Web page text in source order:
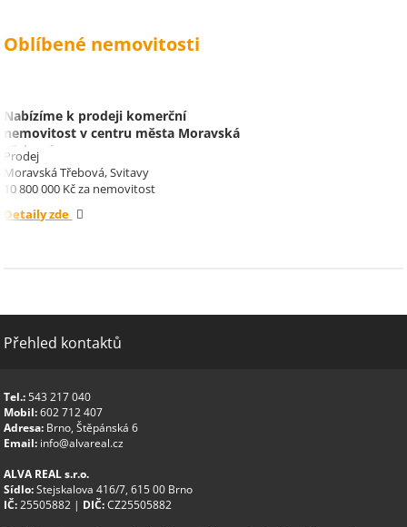
Oblíbené nemovitosti
Nabízíme k prodeji komerční
nemovitost v centru města Moravská
Třebová.
Prodej
Moravská Třebová, Svitavy
10 800 000 Kč za nemovitost
Detaily zde
Přehled kontaktů
Tel.:543 217 040
Mobil:602 712 407
Adresa: Brno, Štěpánská 6
Email: info@alvareal.cz
ALVA REAL s.r.o.
Sídlo:Stejskalova 416/7, 615 00 Brno
IČ:25505882 | DIČ:CZ25505882